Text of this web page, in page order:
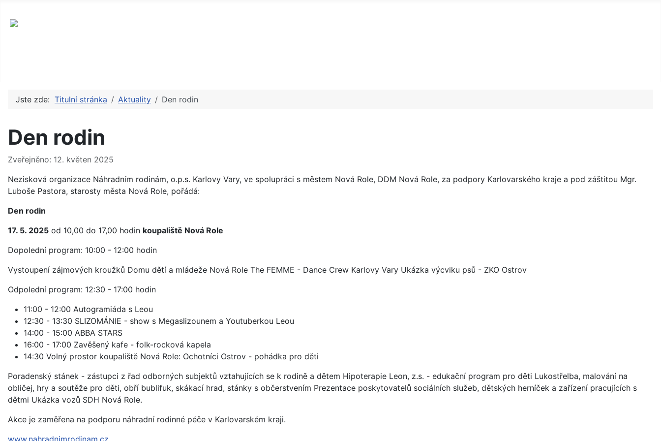
Jste zde: Titulní stránka Aktuality Den rodin
Den rodin
Základní údaje
Zveřejněno: 12. květen 2025
Nezisková organizace Náhradním rodinám, o.p.s. Karlovy Vary, ve spolupráci s městem Nová Role, DDM Nová Role, za podpory Karlovarského kraje a pod záštitou Mgr.
Luboše Pastora, starosty města Nová Role, pořádá:
Den rodin
17. 5. 2025 od 10,00 do 17,00 hodin koupaliště Nová Role
Dopolední program: 10:00 - 12:00 hodin
Vystoupení zájmových kroužků Domu dětí a mládeže Nová Role The FEMME - Dance Crew Karlovy Vary Ukázka výcviku psů - ZKO Ostrov
Odpolední program: 12:30 - 17:00 hodin
11:00 - 12:00 Autogramiáda s Leou
12:30 - 13:30 SLIZOMÁNIE - show s Megaslizounem a Youtuberkou Leou
14:00 - 15:00 ABBA STARS
16:00 - 17:00 Zavěšený kafe - folk-rocková kapela
14:30 Volný prostor koupaliště Nová Role: Ochotníci Ostrov - pohádka pro děti
Poradenský stánek - zástupci z řad odborných subjektů vztahujících se k rodině a dětem Hipoterapie Leon, z.s. - edukační program pro děti Lukostřelba, malování na
obličej, hry a soutěže pro děti, obří bublifuk, skákací hrad, stánky s občerstvením Prezentace poskytovatelů sociálních služeb, dětských herníček a zařízení pracujících s
dětmi Ukázka vozů SDH Nová Role.
Akce je zaměřena na podporu náhradní rodinné péče v Karlovarském kraji.